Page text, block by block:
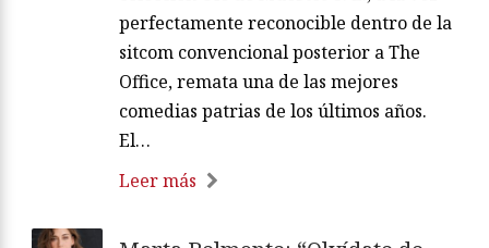
perfectamente reconocible dentro de la
sitcom convencional posterior a The
Office, remata una de las mejores
comedias patrias de los últimos años.
El…
Leer más